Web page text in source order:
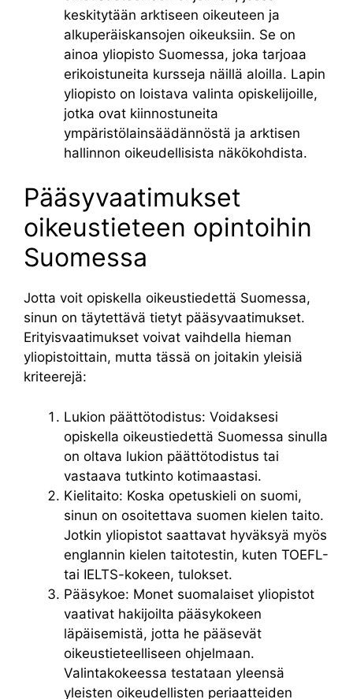
keskitytään arktiseen oikeuteen ja
alkuperäiskansojen oikeuksiin. Se on
ainoa yliopisto Suomessa, joka tarjoaa
erikoistuneita kursseja näillä aloilla. Lapin
yliopisto on loistava valinta opiskelijoille,
jotka ovat kiinnostuneita
ympäristölainsäädännöstä ja arktisen
hallinnon oikeudellisista näkökohdista.
Pääsyvaatimukset
oikeustieteen opintoihin
Suomessa
Jotta voit opiskella oikeustiedettä Suomessa,
sinun on täytettävä tietyt pääsyvaatimukset.
Erityisvaatimukset voivat vaihdella hieman
yliopistoittain, mutta tässä on joitakin yleisiä
kriteerejä:
Lukion päättötodistus: Voidaksesi
opiskella oikeustiedettä Suomessa sinulla
on oltava lukion päättötodistus tai
vastaava tutkinto kotimaastasi.
Kielitaito: Koska opetuskieli on suomi,
sinun on osoitettava suomen kielen taito.
Jotkin yliopistot saattavat hyväksyä myös
englannin kielen taitotestin, kuten TOEFL-
tai IELTS-kokeen, tulokset.
Pääsykoe: Monet suomalaiset yliopistot
vaativat hakijoilta pääsykokeen
läpäisemistä, jotta he pääsevät
oikeustieteelliseen ohjelmaan.
Valintakokeessa testataan yleensä
yleisten oikeudellisten periaatteiden